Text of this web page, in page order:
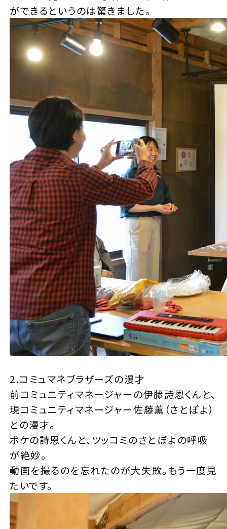
ができるというのは驚きました。
2.コミュマネブラザーズの漫才
前コミュニティマネージャーの伊藤詩恩くんと、
現コミュニティマネージャー佐藤薫（さとぽよ）
との漫才。
ボケの詩恩くんと、ツッコミのさとぽよの呼吸
が絶妙。
動画を撮るのを忘れたのが大失敗。もう一度見
たいです。